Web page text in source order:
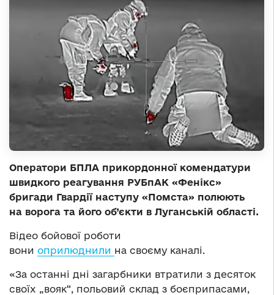
Оператори БПЛА прикордонної комендатури
швидкого реагування РУБпАК «Фенікс»
бригади Гвардії наступу «Помста» полюють
на ворога та його об’єкти в Луганській області.
Відео бойової роботи
вони оприлюднили на своєму каналі.
«За останні дні загарбники втратили з десяток
своїх „вояк“, польовий склад з боєприпасами,